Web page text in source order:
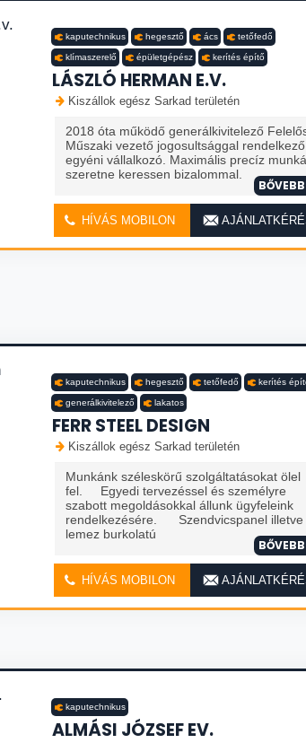
kaputechnikus hegesztő ács tetőfedő
klímaszerelő épületgépész kerítés építő
LÁSZLÓ HERMAN E.V.
Kiszállok egész Sarkad területén
2018 óta működő generálkivitelező
Műszaki vezető jogosultsággal rendelkező
egyéni vállalkozó. Maximális precíz
szeretne keressen bizalommal.
HÍVÁS MOBILON
kaputechnikus hegesztő tetőfedő kerítés
generálkivitelező lakatos
FERR STEEL DESIGN
Kiszállok egész Sarkad területén
Munkánk széleskörű szolgáltatásokat ölel
fel. Egyedi tervezéssel és személyre
szabott megoldásokkal állunk ügyfeleink
rendelkezésére. Szendvicspanel illetve
lemez burkolatú
HÍVÁS MOBILON
kaputechnikus
ALMÁSI JÓZSEF EV.